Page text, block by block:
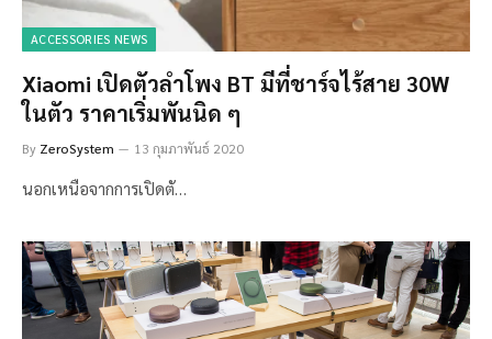
ACCESSORIES NEWS
Xiaomi เปิดตัวลำโพง BT มีที่ชาร์จไร้สาย 30W
ในตัว ราคาเริ่มพันนิด ๆ
By ZeroSystem 13 กุมภาพันธ์ 2020
นอกเหนือจากการเปิดตั…